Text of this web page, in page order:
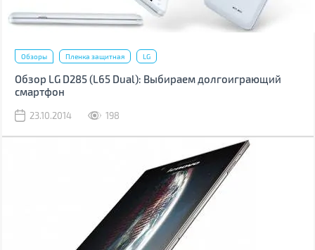
Обзоры Пленка защитная LG
Обзор LG D285 (L65 Dual): Выбираем долгоиграющий
смартфон
23.10.2014 198